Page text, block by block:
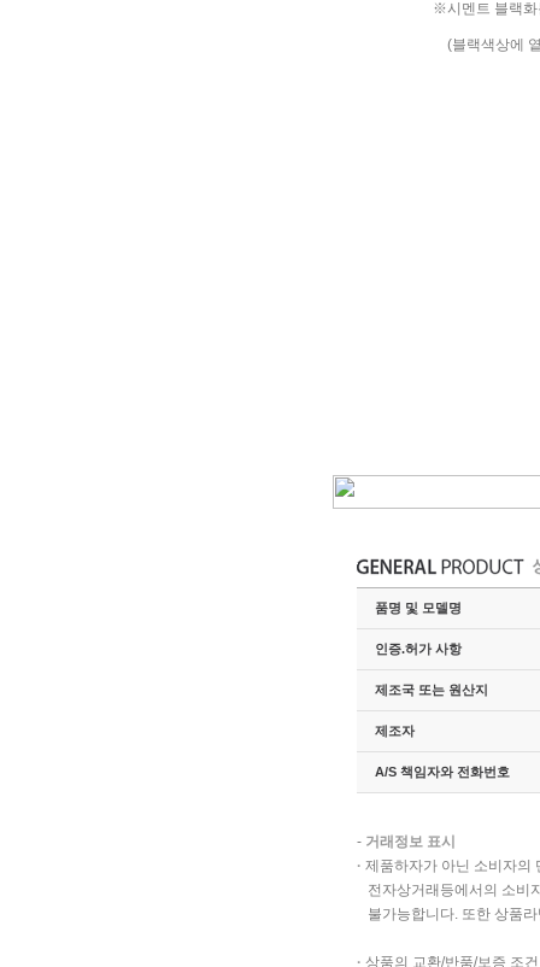
※시멘트 블랙화
(블랙색상에
품명 및 모델명
인증.허가 사항
제조국 또는 원산지
제조자
A/S 책임자와 전화번호
- 거래정보 표시
· 제품하자가 아닌 소비자의
전자상거래등에서의 소비
불가능합니다. 또한 상품
· 상품의 교환/반품/보증 조